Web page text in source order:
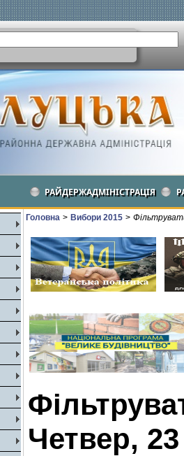
РАЙДЕРЖАДМІНІСТРАЦІЯ
Головна > Вибори 2015 >
Четвер,